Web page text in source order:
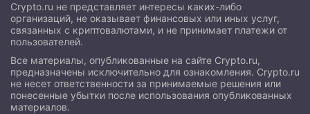
Crypto.ru не представляет интересы каких-либо
организаций, не оказывает финансовых или иных услуг,
связанных с криптовалютами, и не принимает платежи от
пользователей.
Все материалы, опубликованные на сайте Crypto.ru,
предназначены исключительно для ознакомления. Crypto.ru
не несет ответственности за принимаемые решения или
понесенные убытки после использования опубликованных
материалов.